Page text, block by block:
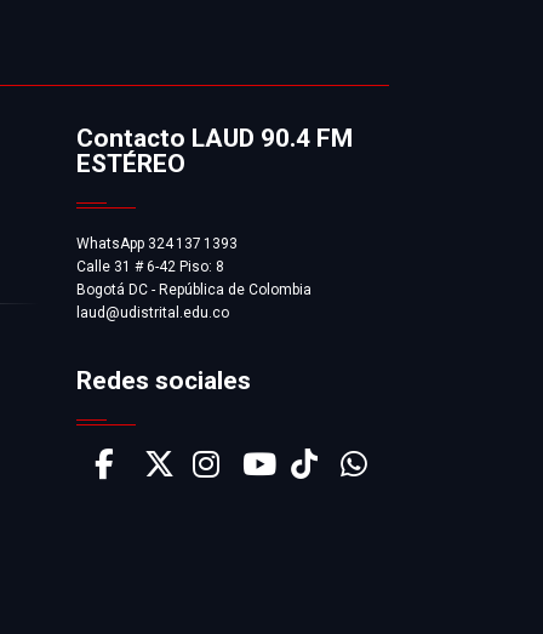
Contacto LAUD 90.4 FM
ESTÉREO
WhatsApp 324 137 1393
Calle 31 # 6-42 Piso: 8
Bogotá DC - República de Colombia
laud@udistrital.edu.co
Redes sociales